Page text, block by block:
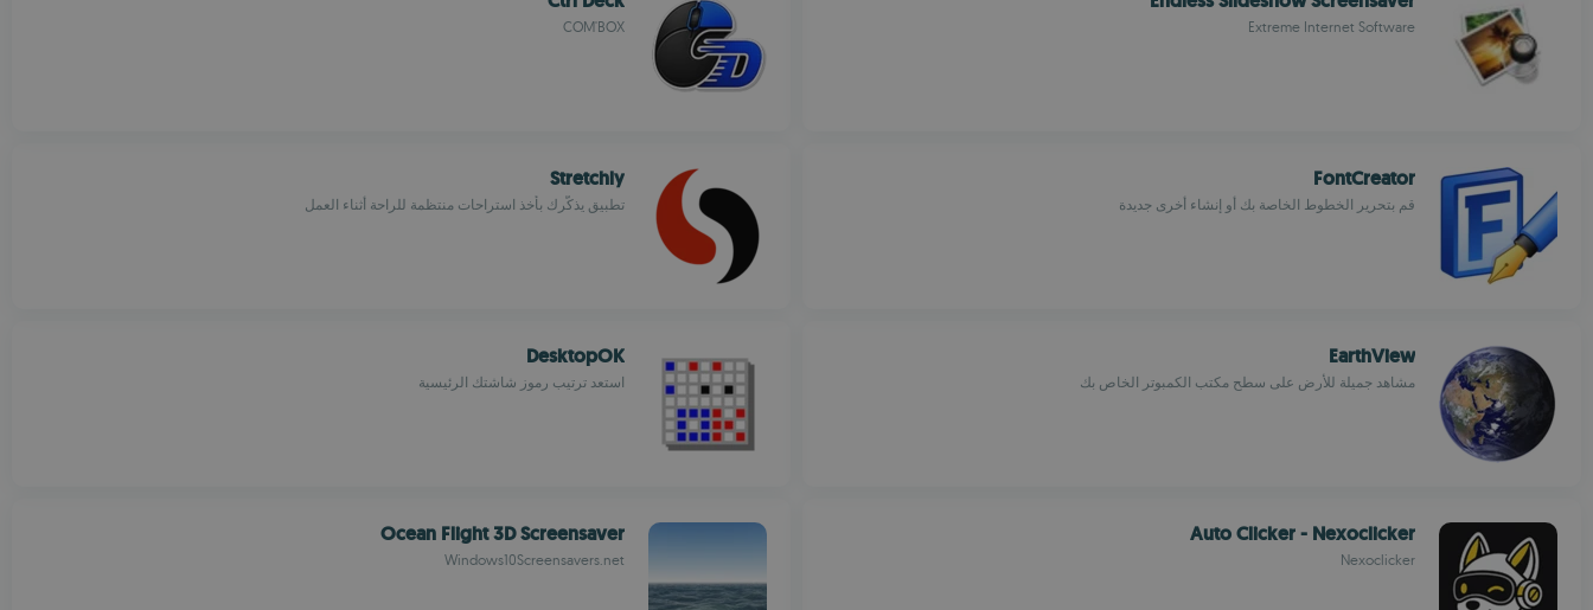
Extreme Internet Software
COM'BOX
FontCreator
قم بتحرير الخطوط الخاصة بك أو إنشاء أخرى جديدة
Stretchly
تطبيق يذكّرك بأخذ استراحات منتظمة للراحة أثناء العمل
EarthView
مشاهد جميلة للأرض على سطح مكتب الكمبوتر الخاص بك
DesktopOK
استعد ترتيب رموز شاشتك الرئيسية
Auto Clicker - Nexoclicker
Nexoclicker
Ocean Flight 3D Screensaver
Windows10Screensavers.net